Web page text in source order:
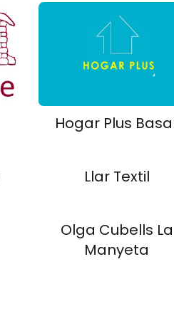
Hogar Plus
Llar Textil
Olga Cubells La
Manyeta